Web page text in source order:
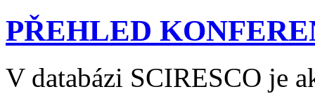
PŘEHLED
V databázi SCIRESCO je